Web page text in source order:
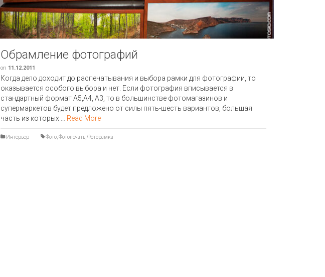
Обрамление фотографий
on 11.12.2011
Когда дело доходит до распечатывания и выбора рамки для фотографии, то
оказывается особого выбора и нет. Если фотография вписывается в
стандартный формат А5,А4, А3, то в большинстве фотомагазинов и
супермаркетов будет предложено от силы пять-шесть вариантов, большая
часть из которых … Read More
Интерьер Фото Фотопечать Фоторамка